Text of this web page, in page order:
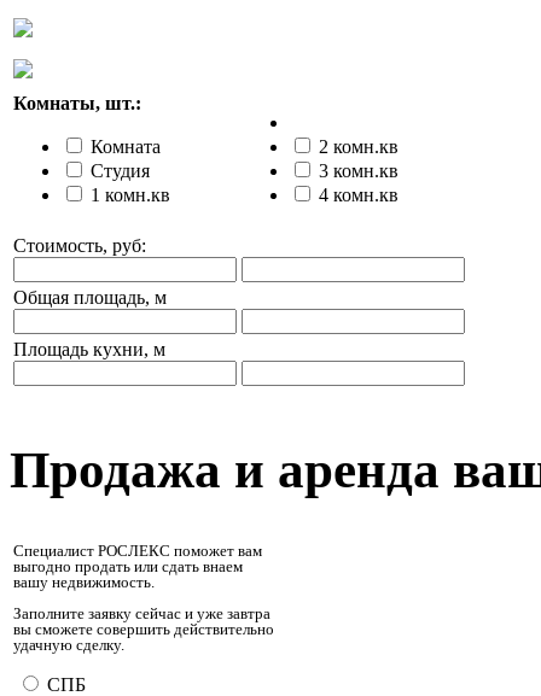
Комнаты, шт.:
Комната
Студия
1 комн.кв
2 комн.кв
3 комн.кв
4 комн.кв
Стоимость, руб:
Общая площадь, м
Площадь кухни, м
Продажа и аренда
Специалист РОСЛЕКС поможет вам
выгодно продать или сдать внаем
вашу недвижимость.
Заполните заявку сейчас и уже завтра
вы сможете совершить действительно
удачную сделку.
СПБ